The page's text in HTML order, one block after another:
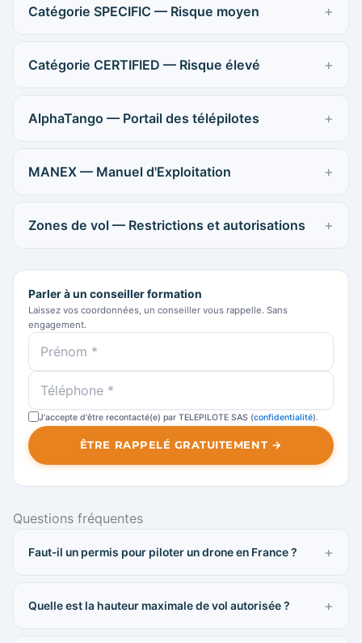
Catégorie SPECIFIC — Risque moyen
Catégorie CERTIFIED — Risque élevé
AlphaTango — Portail des télépilotes
MANEX — Manuel d'Exploitation
Zones de vol — Restrictions et autorisations
Parler à un conseiller formation
Laissez vos coordonnées, un conseiller vous rappelle. Sans
engagement.
J'accepte d'être recontacté(e) par TELEPILOTE SAS (confidentialité).
ÊTRE RAPPELÉ GRATUITEMENT →
Questions fréquentes
Faut-il un permis pour piloter un drone en France ?
Quelle est la hauteur maximale de vol autorisée ?